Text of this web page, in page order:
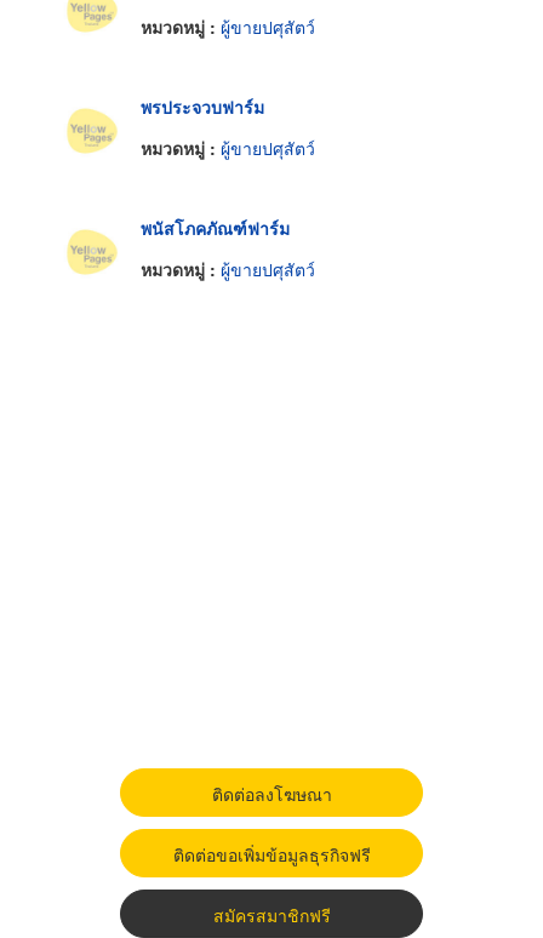
หมวดหมู่ : ผู้ขายปศุสัตว์
พรประจวบฟาร์ม
หมวดหมู่ : ผู้ขายปศุสัตว์
พนัสโภคภัณฑ์ฟาร์ม
หมวดหมู่ : ผู้ขายปศุสัตว์
ติดต่อลงโฆษณา
ติดต่อขอเพิ่มข้อมูลธุรกิจฟรี
สมัครสมาชิกฟรี